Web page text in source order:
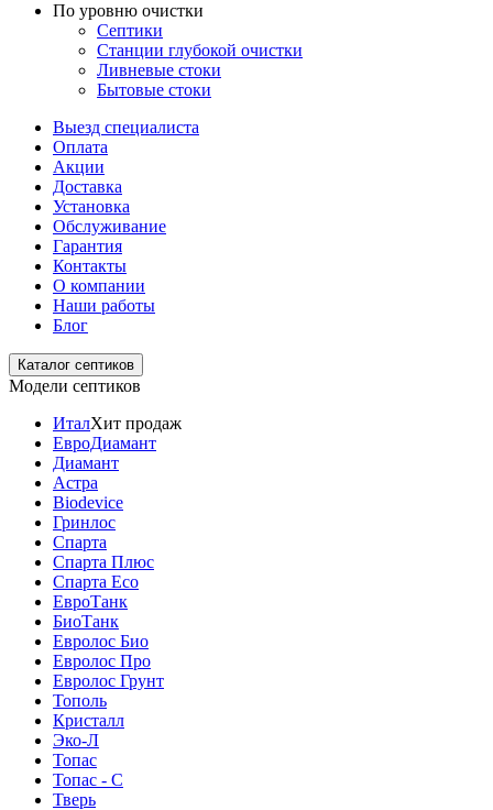
По уровню очистки
Септики
Станции глубокой очистки
Ливневые стоки
Бытовые стоки
Выезд специалиста
Оплата
Акции
Доставка
Установка
Обслуживание
Гарантия
Контакты
О компании
Наши работы
Блог
Каталог септиков
Модели септиков
ИталХит продаж
ЕвроДиамант
Диамант
Астра
Biodevice
Гринлос
Спарта
Спарта Плюс
Спарта Eco
ЕвроТанк
БиоТанк
Евролос Био
Евролос Про
Евролос Грунт
Тополь
Кристалл
Эко-Л
Топас
Топас - С
Тверь